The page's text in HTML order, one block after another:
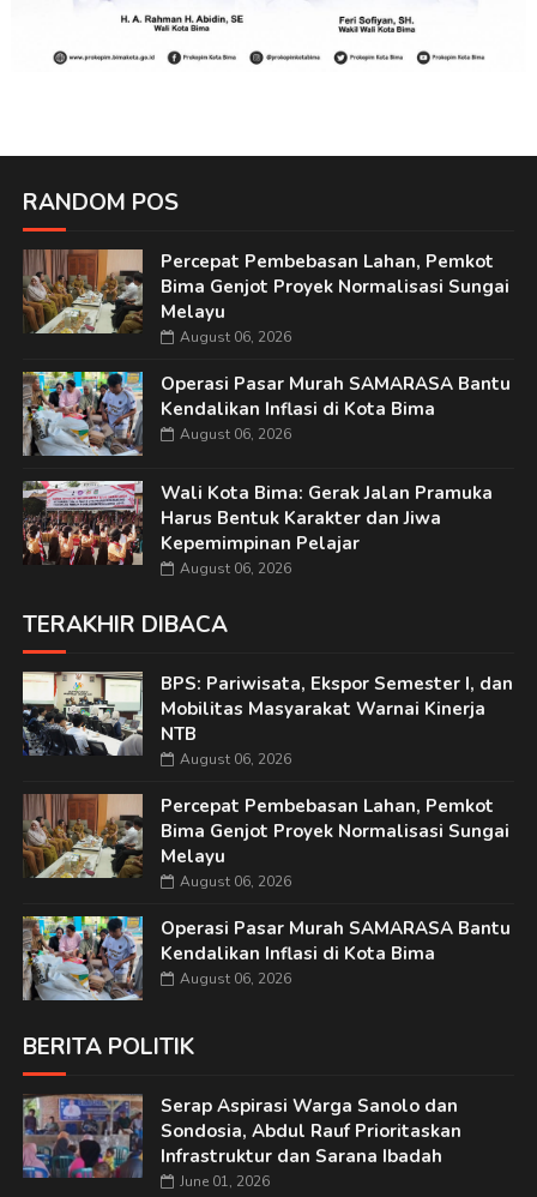
RANDOM POS
Percepat Pembebasan Lahan, Pemkot
Bima Genjot Proyek Normalisasi Sungai
Melayu
August 06, 2026
Operasi Pasar Murah SAMARASA Bantu
Kendalikan Inflasi di Kota Bima
August 06, 2026
Wali Kota Bima: Gerak Jalan Pramuka
Harus Bentuk Karakter dan Jiwa
Kepemimpinan Pelajar
August 06, 2026
TERAKHIR DIBACA
BPS: Pariwisata, Ekspor Semester I, dan
Mobilitas Masyarakat Warnai Kinerja
NTB
August 06, 2026
Percepat Pembebasan Lahan, Pemkot
Bima Genjot Proyek Normalisasi Sungai
Melayu
August 06, 2026
Operasi Pasar Murah SAMARASA Bantu
Kendalikan Inflasi di Kota Bima
August 06, 2026
BERITA POLITIK
Serap Aspirasi Warga Sanolo dan
Sondosia, Abdul Rauf Prioritaskan
Infrastruktur dan Sarana Ibadah
June 01, 2026